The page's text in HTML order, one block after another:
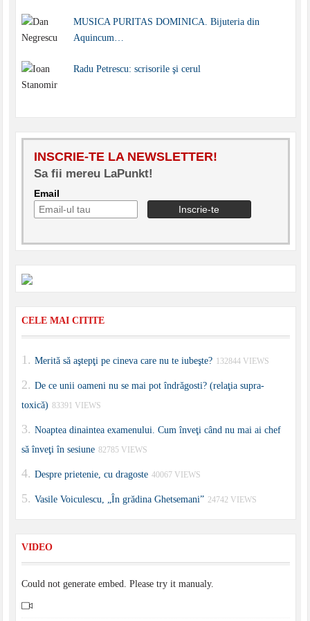
MUSICA PURITAS DOMINICA. Bijuteria din
Aquincum…
Radu Petrescu: scrisorile şi cerul
INSCRIE-TE LA NEWSLETTER!
Sa fii mereu LaPunkt!
Email
CELE MAI CITITE
Merită să aştepţi pe cineva care nu te iubeşte? 132844 VIEWS
De ce unii oameni nu se mai pot îndrăgosti? (relaţia supra-
toxică) 83391 VIEWS
Noaptea dinaintea examenului. Cum înveţi când nu mai ai chef
să înveţi în sesiune 82785 VIEWS
Despre prietenie, cu dragoste 40067 VIEWS
Vasile Voiculescu, „În grădina Ghetsemani” 24742 VIEWS
VIDEO
Could not generate embed. Please try it manualy.